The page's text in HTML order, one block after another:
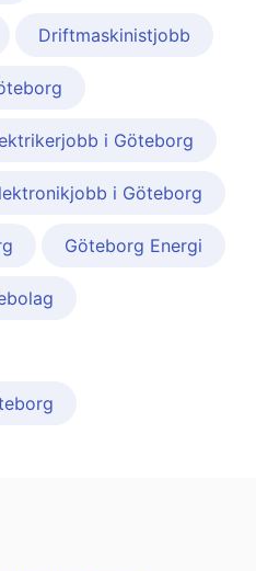
Driftmaskinistjobb
i Göteborg
i Göteborg
Göteborg Energi